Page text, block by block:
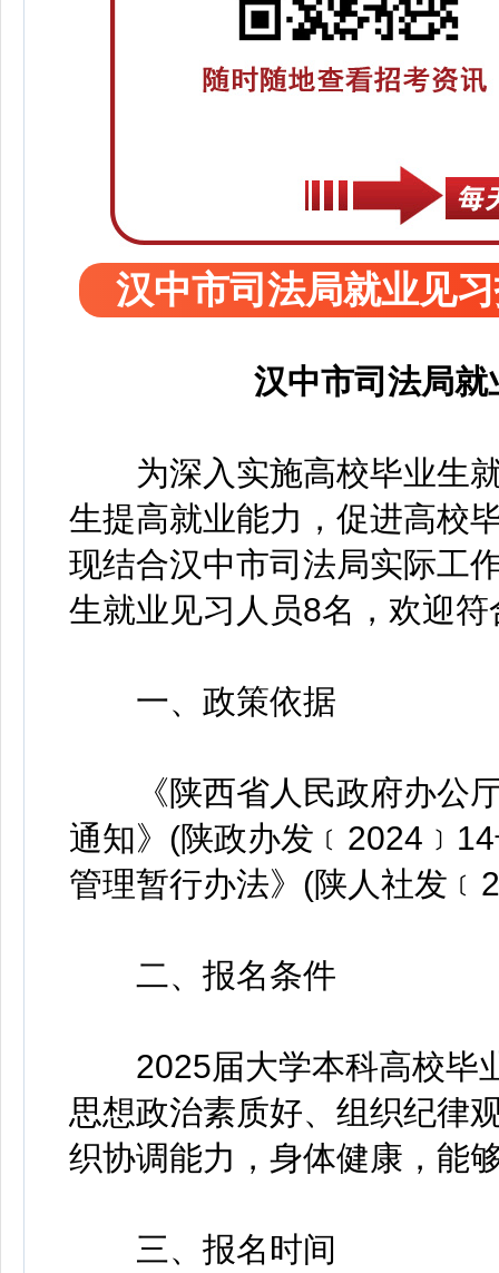
汉中市司法局就业见
汉中市司法局
为深入实施高校毕业生就
生提高就业能力，促进高校
现结合汉中市司法局实际工
生就业见习人员8名，欢迎
一、政策依据
《陕西省人民政府办公厅
通知》(陕政办发
管理暂行办法》(陕人社发
二、报名条件
2025届大学本科高校毕
思想政治素质好、组织纪律
织协调能力，身体健康，能
三、报名时间